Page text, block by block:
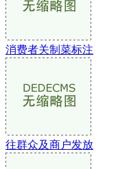
消费者关制菜标注
往群众及商户发放